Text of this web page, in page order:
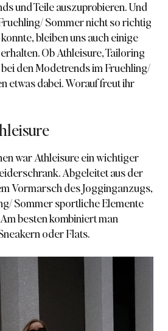
und Teile auszuprobieren. Und
Sommernicht so richtig
bleiben uns auch einige
Ob Athleisure, Tailoring
den Modetrends im Fruehling/
etwas dabei. Worauf freut ihr
war Athleisure ein wichtiger
Abgeleitet aus der
Vormarsch des Jogginganzugs,
Sommer sportliche Elemente
besten kombiniert man
oder Flats.